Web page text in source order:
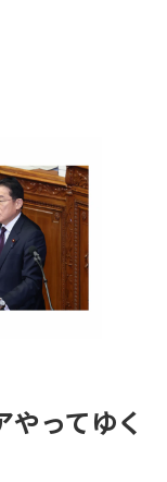
やってゆく